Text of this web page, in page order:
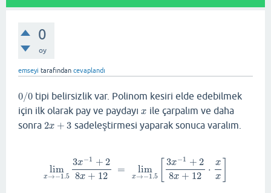
0
oy
emseyi tarafından cevaplandı
0/0
0/0 tipi belirsizlik var. Polinom kesiri elde edebilmek
için ilk olarak pay ve paydayı x
x ile çarpalım ve daha
sonra 2x + 3
2x +3 sadeleştirmesi yaparak sonuca varalım.
lim
x→−1.5
3x−1 + 2
8x + 12
= lim
x→−1.5
3x−1 + 2
8x + 12
⋅
x
x